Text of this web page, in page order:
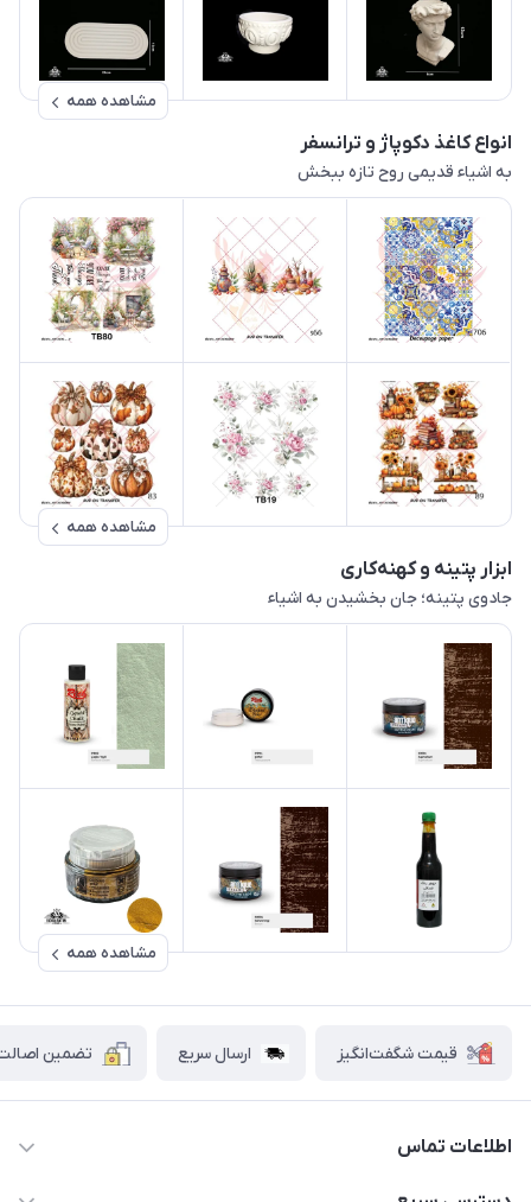
مشاهده همه
انواع کاغذ دکوپاژ و ترانسفر
به اشیاء قدیمی روح تازه ببخش
مشاهده همه
ابزار پتینه و کهنه‌کاری
جادوی پتینه؛ جان بخشیدن به اشیاء
مشاهده همه
قیمت شگفت‌انگیز ارسال سریع تضمین اصالت
اطلاعات تماس
۰۲۱۷۷۰۶۰۰۲۸ ـ ۰۹۱۹۰۰۲۸۲۴۷